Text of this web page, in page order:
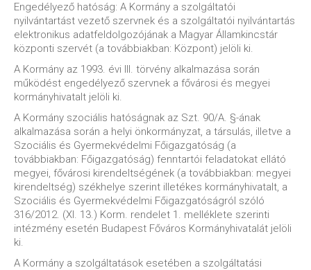
Engedélyező hatóság: A Kormány a szolgáltatói
nyilvántartást vezető szervnek és a szolgáltatói nyilvántartás
elektronikus adatfeldolgozójának a Magyar Államkincstár
központi szervét (a továbbiakban: Központ) jelöli ki.
A Kormány az 1993. évi III. törvény alkalmazása során
működést engedélyező szervnek a fővárosi és megyei
kormányhivatalt jelöli ki.
A Kormány szociális hatóságnak az Szt. 90/A. §-ának
alkalmazása során a helyi önkormányzat, a társulás, illetve a
Szociális és Gyermekvédelmi Főigazgatóság (a
továbbiakban: Főigazgatóság) fenntartói feladatokat ellátó
megyei, fővárosi kirendeltségének (a továbbiakban: megyei
kirendeltség) székhelye szerint illetékes kormányhivatalt, a
Szociális és Gyermekvédelmi Főigazgatóságról szóló
316/2012. (XI. 13.) Korm. rendelet 1. melléklete szerinti
intézmény esetén Budapest Főváros Kormányhivatalát jelöli
ki.
A Kormány a szolgáltatások esetében a szolgáltatási